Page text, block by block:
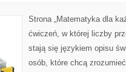
Strona „Matematyka dla
ćwiczeń, w której liczby
stają się językiem opisu
osób, które chcą